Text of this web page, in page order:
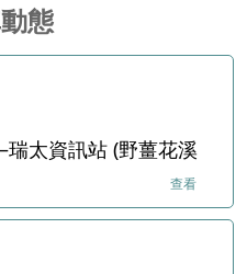
態
瑞太資訊站 (野薑花溪
查看